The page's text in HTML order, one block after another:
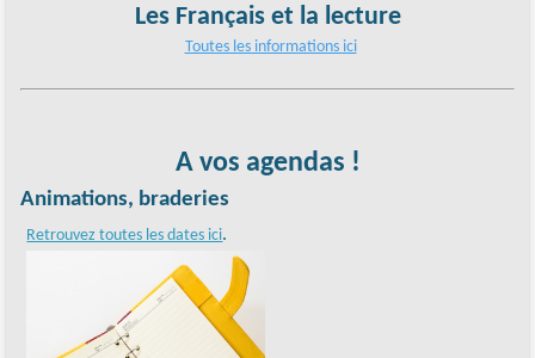
Les Français et la lecture
Toutes les informations ici
A vos agendas !
Animations, braderies
Retrouvez toutes les dates ici.